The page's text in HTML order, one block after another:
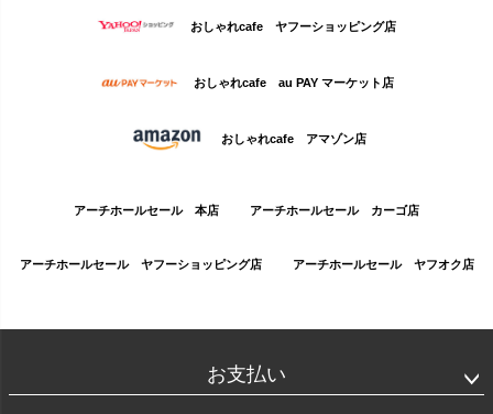
おしゃれcafe ヤフーショッピング店
おしゃれcafe au PAY マーケット店
おしゃれcafe アマゾン店
アーチホールセール 本店 アーチホールセール カーゴ店
アーチホールセール ヤフーショッピング店 アーチホールセール ヤフオク店
お支払い